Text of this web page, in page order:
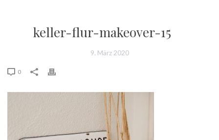
keller-flur-makeover-15
9. März 2020
0